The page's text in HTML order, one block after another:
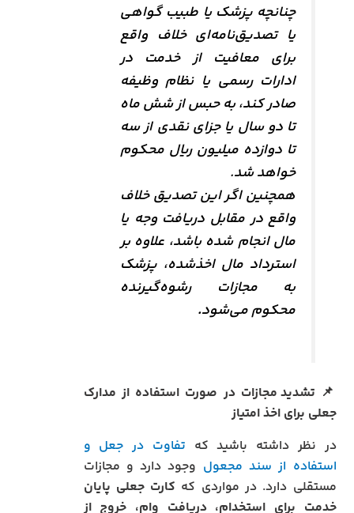
چنانچه پزشک یا طبیب گواهی
یا تصدیق‌نامه‌ای خلاف واقع
برای معافیت از خدمت در
ادارات رسمی یا نظام وظیفه
صادر کند، به حبس از شش ماه
تا دو سال یا جزای نقدی از سه
تا دوازده میلیون ریال محکوم
خواهد شد.
همچنین اگر این تصدیق خلاف
واقع در مقابل دریافت وجه یا
مال انجام شده باشد، علاوه‌ بر
استرداد مال اخذشده، پزشک
به مجازات رشوه‌گیرنده
محکوم می‌شود.
📌 تشدید مجازات در صورت استفاده از مدارک
جعلی برای اخذ امتیاز
در نظر داشته باشید که تفاوت در جعل و
استفاده از سند مجعول وجود دارد و مجازات
مستقلی دارد. در مواردی که کارت جعلی پایان
خدمت برای استخدام، دریافت وام، خروج از